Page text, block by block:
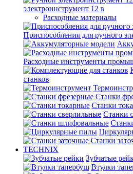
электроинструмент 12 в
Расходные материалы
Приспособления для ручного
Расходные инструменты
станков
Станки
Станки
Станки
Станки
TECHNIX
Зубчатые
Втулки